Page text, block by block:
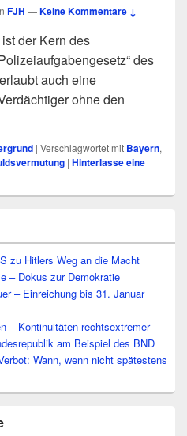
FJH —Keine Kommentare ↓
der Kern des
des
auch eine
ohne den
| Verschlagwortet mit Bayern,
| Hinterlasse eine
zu Hitlers Weg an die Macht
– Dokus zur Demokratie
– Einreichung bis 31. Januar
– Kontinuitäten rechtsextremer
am Beispiel des BND
Wann, wenn nicht spätestens